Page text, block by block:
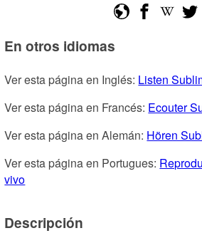
En otros idiomas
Ver esta página en Inglés: Listen
Ver esta página en Francés: Ecouter
Ver esta página en Alemán: Hören
Ver esta página en Portugues:
vivo
Descripción